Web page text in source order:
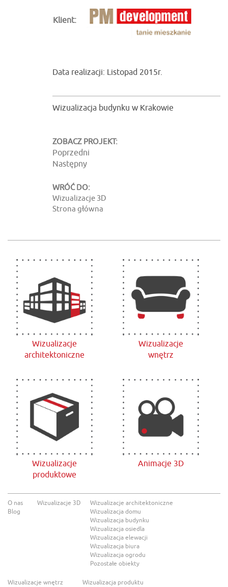
Klient:
Data realizacji: Listopad 2015r.
Wizualizacja budynku w Krakowie
ZOBACZ PROJEKT:
Poprzedni
Następny
WRÓĆ DO:
Wizualizacje 3D
Strona główna
Wizualizacje
architektoniczne
Wizualizacje
wnętrz
Wizualizacje
produktowe
Animacje 3D
O nas
Blog
Wizualizacje 3D
Wizualizacje architektoniczne
Wizualizacja domu
Wizualizacja budynku
Wizualizacja osiedla
Wizualizacja elewacji
Wizualizacja biura
Wizualizacja ogrodu
Pozostałe obiekty
Wizualizacje wnętrz
Wizualizacja produktu